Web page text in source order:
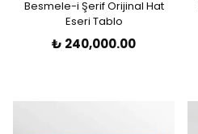
Besmele-i Şerif Orijinal Hat
Eseri Tablo
₺ 240,000.00